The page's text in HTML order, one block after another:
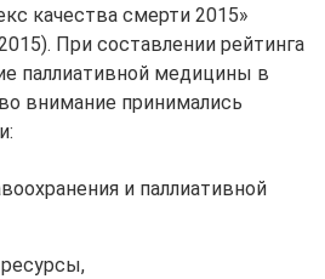
качества смерти 2015»
При составлении рейтинга
паллиативной медицины в
внимание принимались
и паллиативной